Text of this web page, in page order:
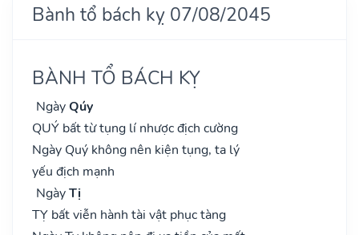
Bành tổ bách kỵ 07/08/2045
BÀNH TỔ BÁCH KỴ
NgàyQúy
QUÝ bất từ tụng lí nhược địch cường
Ngày Quý không nên kiện tụng, ta lý
yếu địch mạnh
NgàyTị
TỴ bất viễn hành tài vật phục tàng